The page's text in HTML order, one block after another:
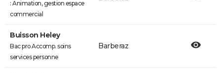
: Animation, gestion espace
commercial
Buisson Heley
Bac pro Accomp. soins
services personne
Barberaz